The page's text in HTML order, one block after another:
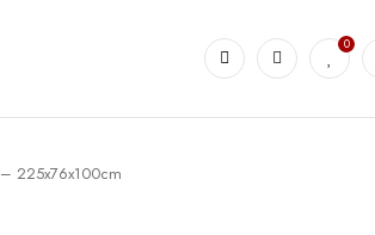
0
225x76x100cm